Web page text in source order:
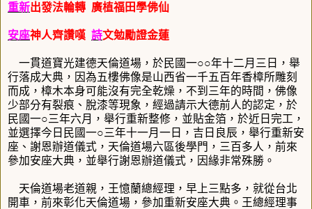
重新出發法輪轉 廣植福田學佛仙
安座神人齊讚嘆 詩文勉勵證金蓮
一貫道寶光建德天倫道場，於民國一○○年十二月三日 ，舉
行落成大典，因為五樓佛像是山西省一千五百年香樟所雕刻
而成，樟木本身可能沒有完全乾燥，不到三年的時間，佛像
少部分有裂痕、脫漆等現象，經過請示大德前人的認定，於
民國一○三年六月，舉行重新整修，並貼金箔，於近日完工，
並選擇今日民國一○三年十一月一日 ，吉日良辰，舉行重新安
座、謝恩辦道儀式，天倫道場六區後學門，三百多人，前來
參加安座大典，並舉行謝恩辦道儀式，因緣非常殊勝。
天倫道場老道親，王憶蘭總經理，早上三點多，就從台北
開車，前來彰化天倫道場，參加重新安座大典。王總經理事